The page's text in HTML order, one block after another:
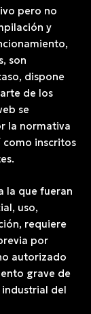
pero no
y
son
dispone
de los
se
la normativa
inscritos
la que fueran
uso,
requiere
por
autorizado
grave de
del